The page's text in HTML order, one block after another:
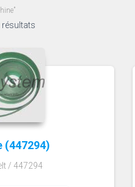
résultats
(447294)
/ 447294